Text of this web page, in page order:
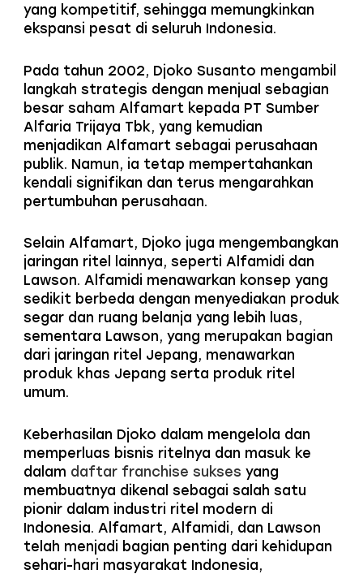
yang kompetitif, sehingga memungkinkan
ekspansi pesat di seluruh Indonesia.
Pada tahun 2002, Djoko Susanto mengambil
langkah strategis dengan menjual sebagian
besar saham Alfamart kepada PT Sumber
Alfaria Trijaya Tbk, yang kemudian
menjadikan Alfamart sebagai perusahaan
publik. Namun, ia tetap mempertahankan
kendali signifikan dan terus mengarahkan
pertumbuhan perusahaan.
Selain Alfamart, Djoko juga mengembangkan
jaringan ritel lainnya, seperti Alfamidi dan
Lawson. Alfamidi menawarkan konsep yang
sedikit berbeda dengan menyediakan produk
segar dan ruang belanja yang lebih luas,
sementara Lawson, yang merupakan bagian
dari jaringan ritel Jepang, menawarkan
produk khas Jepang serta produk ritel
umum.
Keberhasilan Djoko dalam mengelola dan
memperluas bisnis ritelnya dan masuk ke
dalam daftar franchise sukses yang
membuatnya dikenal sebagai salah satu
pionir dalam industri ritel modern di
Indonesia. Alfamart, Alfamidi, dan Lawson
telah menjadi bagian penting dari kehidupan
sehari-hari masyarakat Indonesia,